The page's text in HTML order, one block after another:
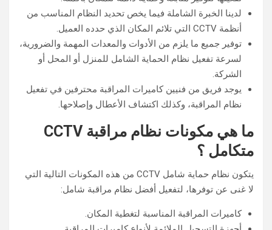
لدينا الخبرة الشاملة فيما يخص تحديد النظام المناسب من
أنظمة CCTV التي تلائم المكان الذي حدده العميل.
توفير جميع ما يلزم من الأدوات والمعدات المهمة والضرورية،
لسرعة تفعيل نظام الحماية الشامل للمنزل أو المحل أو
الشركة.
يوجد فريق من فنيين كاميرات المراقبة محترفين في تفعيل
نظام المراقبة، وكذلك اكتشاف الأعطال وإصلاحها.
ما هي مكونات نظام مراقبة CCTV
متكامل ؟
يتكون نظام حماية شامل CCTV من هذه المكونات التالية التي
لا غنى عن توفرها، لتفعيل أفضل نظام مراقبة شامل:
كاميرات المراقبة المناسبة لتغطية المكان.